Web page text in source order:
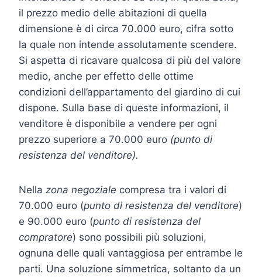
il prezzo medio delle abitazioni di quella
dimensione è di circa 70.000 euro, cifra sotto
la quale non intende assolutamente scendere.
Si aspetta di ricavare qualcosa di più del valore
medio, anche per effetto delle ottime
condizioni dell’appartamento del giardino di cui
dispone. Sulla base di queste informazioni, il
venditore è disponibile a vendere per ogni
prezzo superiore a 70.000 euro (punto di
resistenza del venditore).
Nella zona negoziale compresa tra i valori di
70.000 euro (punto di resistenza del venditore)
e 90.000 euro (punto di resistenza del
compratore) sono possibili più soluzioni,
ognuna delle quali vantaggiosa per entrambe le
parti. Una soluzione simmetrica, soltanto da un